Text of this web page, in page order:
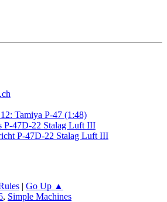
Tamiya P-47 (1:48)
P-47D-22 Stalag Luft III
P-47D-22 Stalag Luft III
| Go Up ▲
, Simple Machines